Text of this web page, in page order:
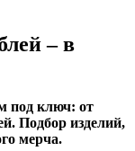
– в
под ключ: от
Подбор изделий,
мерча.